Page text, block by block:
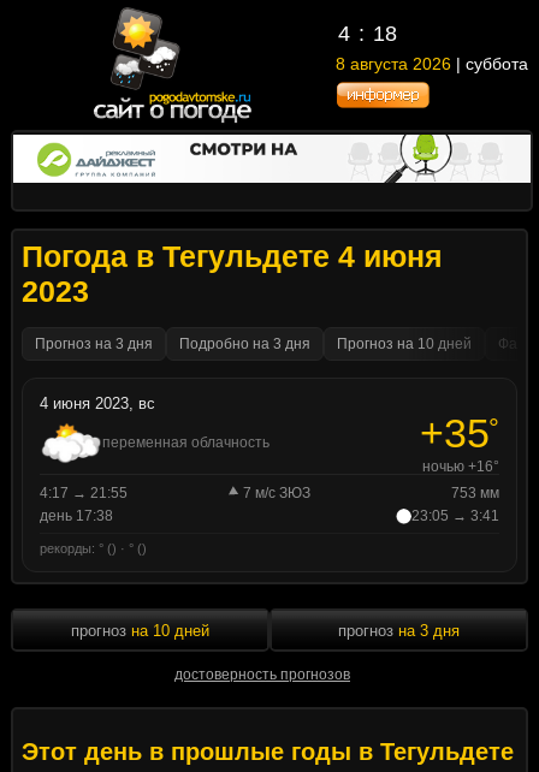
4 18
8 августа 2026 | суббота
Погода в Тегульдете 4 июня
2023
Прогноз на 3 дня Подробно на 3 дня Прогноз на 10 дней
4 июня 2023, вс
переменная облачность +35°
ночью +16°
4:17 → 21:55
7 м/с ЗЮЗ
753 мм
день 17:38
23:05 → 3:41
рекорды: ° () · ° ()
прогноз на 10 дней
достоверность прогнозов
прогноз на 3 дня
Этот день в прошлые годы в Тегульдете